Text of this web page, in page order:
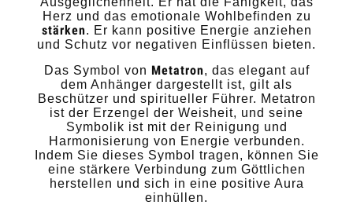
Herz und das emotionale Wohlbefinden zu
stärken. Er kann positive Energie anziehen
und Schutz vor negativen Einflüssen bieten.
Das Symbol von Metatron, das elegant auf
dem Anhänger dargestellt ist, gilt als
Beschützer und spiritueller Führer. Metatron
ist der Erzengel der Weisheit, und seine
Symbolik ist mit der Reinigung und
Harmonisierung von Energie verbunden.
Indem Sie dieses Symbol tragen, können Sie
eine stärkere Verbindung zum Göttlichen
herstellen und sich in eine positive Aura
einhüllen.